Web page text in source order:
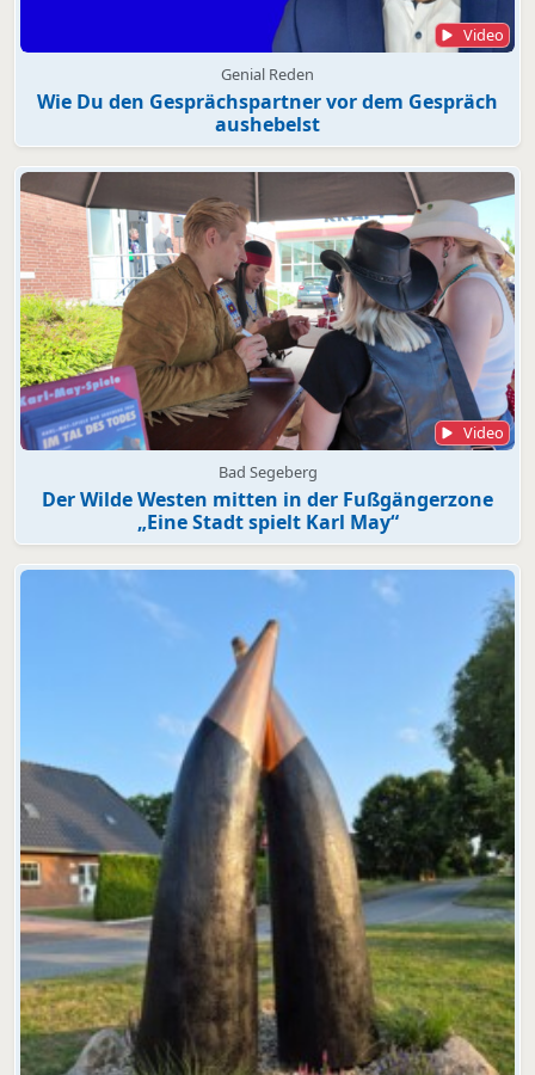
Video
Genial Reden
Wie Du den Gesprächspartner vor dem Gespräch
aushebelst
Video
Bad Segeberg
Der Wilde Westen mitten in der Fußgängerzone
„Eine Stadt spielt Karl May“